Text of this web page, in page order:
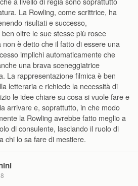
La Rowling, come scrittrice, ha
risultati e successo,
oltre le sue stesse più rosee
non è detto che il fatto di essere una
implichi automaticamente che
una brava sceneggiatrice
La rappresentazione filmica è ben
letteraria e richiede la necessità di
le idee chiare su cosa si vuole fare e
arrivare e, soprattutto, in che modo
la Rowling avrebbe fatto meglio a
di consulente, lasciando il ruolo di
chi lo sa fare di mestiere.